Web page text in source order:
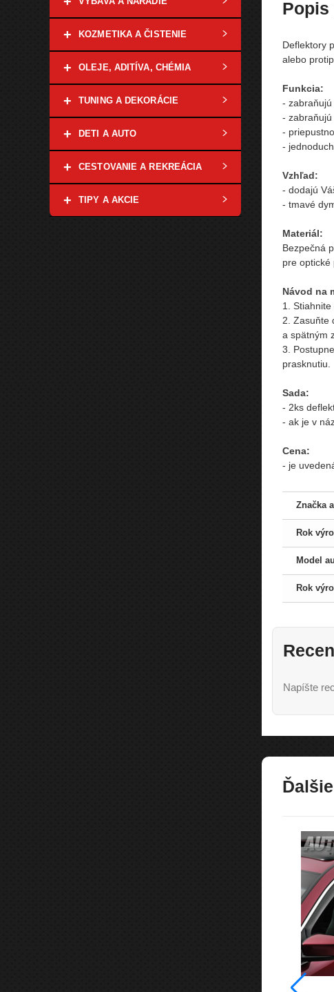
+ KOZMETIKA A ČISTENIE
+ OLEJE, ADITÍVA, CHÉMIA
+ TUNING A DEKORÁCIE
+ DETI A AUTO
+ CESTOVANIE A REKREÁCIA
+ TIPY A AKCIE
Popis
Deflektory
alebo
Funkcia:
-
-
-
-
Vzhľad:
- dodajú
- tmavé
Materiál:
Bezpečná
pre optické
Návod na
1.
2. Zasuňte
a spätným
3.
prasknutiu.
Sada:
- 2ks
- ak je v
Cena:
- je
Značka
Rok
Model
Rok
Napíšte